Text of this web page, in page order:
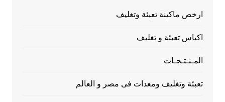
ارخص ماكينة تعبئة وتغليف
اكياس تعبئة و تغليف
المـنـتـجـات
تعبئة وتغليف ومعدات فى مصر و العالم